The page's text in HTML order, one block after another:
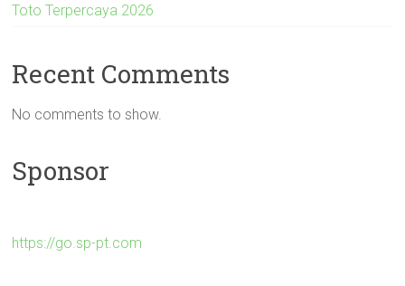
Toto Terpercaya 2026
Recent Comments
No comments to show.
Sponsor
https://go.sp-pt.com